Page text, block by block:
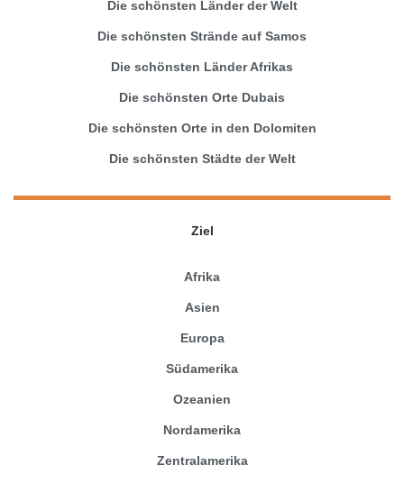
Die schönsten Länder der Welt
Die schönsten Strände auf Samos
Die schönsten Länder Afrikas
Die schönsten Orte Dubais
Die schönsten Orte in den Dolomiten
Die schönsten Städte der Welt
Ziel
Afrika
Asien
Europa
Südamerika
Ozeanien
Nordamerika
Zentralamerika